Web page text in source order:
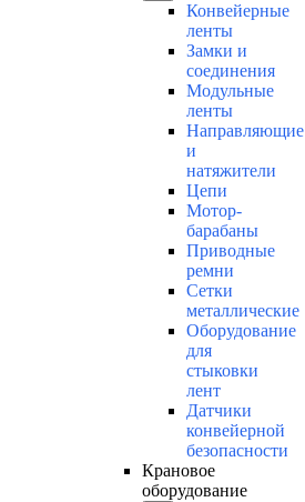
Конвейерные
ленты
Замки и
соединения
Модульные
ленты
Направляющие
и
натяжители
Цепи
Мотор-
барабаны
Приводные
ремни
Сетки
металлические
Оборудование
для
стыковки
лент
Датчики
конвейерной
безопасности
Крановое
оборудование